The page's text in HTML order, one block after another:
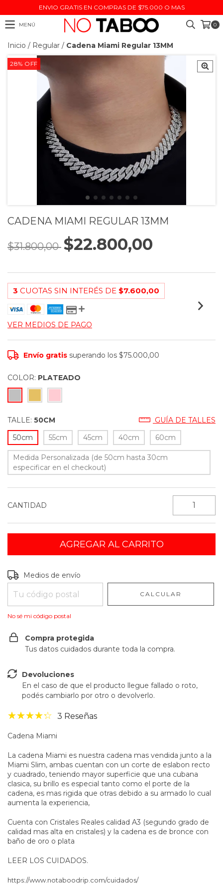
ENVIO GRATIS EN COMPRAS DE $75.000 O MAS
MENÚ 0
Inicio / Regular / Cadena Miami Regular 13MM
28% OFF
CADENA MIAMI REGULAR 13MM
$31.800,00 $22.800,00
3 CUOTAS SIN INTERÉS DE $7.600,00
VER MEDIOS DE PAGO
Envío gratis superando los$75.000,00
COLOR: PLATEADO
TALLE: 50CM
GUÍA DE TALLES
50cm
55cm 45cm 40cm 60cm
Medida Personalizada (de 50cm hasta 30cm
especificar en el checkout)
CANTIDAD
Entregas para el CP:
Medios de envío
CALCULAR
No sé mi código postal
Compra protegida
Tus datos cuidados durante toda la compra.
Devoluciones
En el caso de que el producto llegue fallado o roto,
podés cambiarlo por otro o devolverlo.
3 Reseñas
Cadena Miami
La cadena Miami es nuestra cadena mas vendida junto a la
Miami Slim, ambas cuentan con un corte de eslabon recto
y cuadrado, teniendo mayor superficie que una cubana
clasica, su brillo es especial tanto como el porte de la
cadena, es mas rigida que otras debido a su armado lo cual
aumenta la experiencia,
Cuenta con Cristales Reales calidad A3 (segundo grado de
calidad mas alta en cristales) y la cadena es de bronce con
baño de oro o plata
LEER LOS CUIDADOS.
https://www.notaboodrip.com/cuidados/